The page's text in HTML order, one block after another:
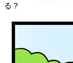
る？